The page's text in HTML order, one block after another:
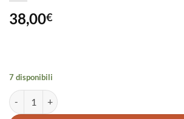
38,00€
7 disponibili
Stonfo Pasturatore 15cm quantità